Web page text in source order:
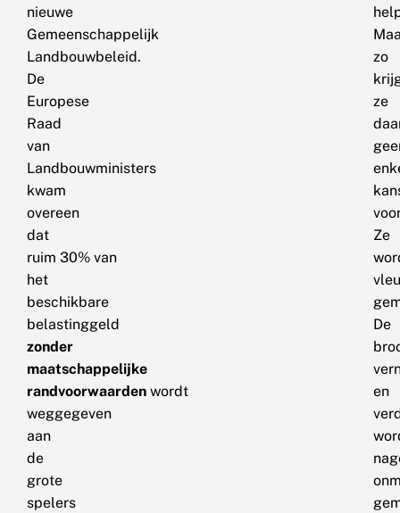
nieuwe
Gemeenschappelijk
Landbouwbeleid.
De
Europese
Raad
van
Landbouwministers
kwam
overeen
dat
ruim 30% van
het
beschikbare
belastinggeld
zonder
maatschappelijke
randvoorwaarden wordt
weggegeven
aan
de
grote
spelers
zo
ze
Ze
De
en